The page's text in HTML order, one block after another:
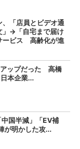
、「店員とビデオ通
」→「自宅まで届け
ービス 高齢化が進
ップだった 高橋
本企業...
国半減」「EV補
が明かした攻...